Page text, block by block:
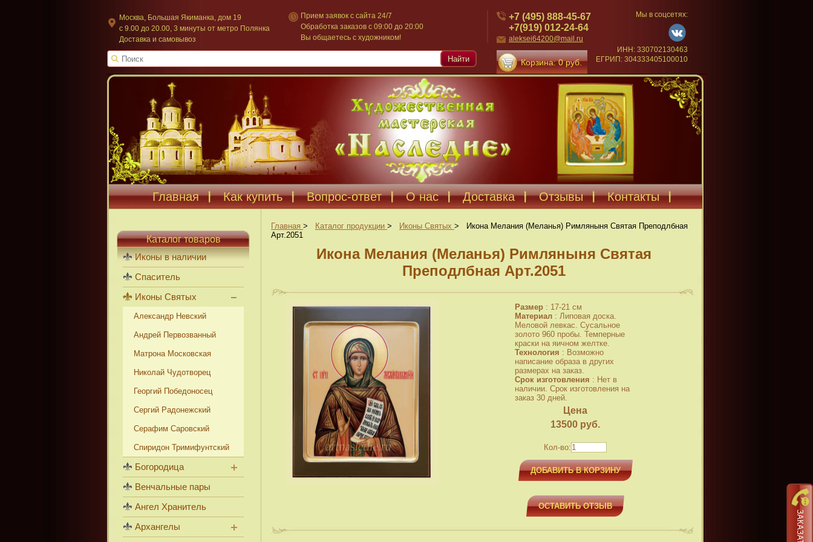
Москва, Большая Якиманка, дом 19
c 9.00 до 20.00, 3 минуты от метро Полянка
Доставка и самовывоз
Прием заявок с сайта 24/7
Обработка заказов с 09:00 до 20:00
Вы общаетесь с художником!
+7 (495) 888-45-67
+7(919) 012-24-64
aleksei64200@mail.ru
Корзина: 0 руб.
Мы в соцсетях:
ИНН: 330702130463
ЕГРИП: 304333405100010
Найти
Главная Как купить Вопрос-ответ О нас Доставка Отзывы Контакты
Главная > Каталог продукции > Иконы Святых >
Икона Мелания (Меланья) Римляныня Святая Преподлбная
Арт.2051
Икона Мелания (Меланья) Римляныня Святая
Преподлбная Арт.2051
Размер : 17-21 см
Материал : Липовая доска.
Меловой левкас. Сусальное
золото 960 пробы. Темперные
краски на яичном желтке.
Технология : Возможно
написание образа в других
размерах на заказ.
Срок изготовления : Нет в
наличии. Срок изготовления на
заказ 30 дней.
Цена
13500 руб.
Кол-во:
ДОБАВИТЬ В КОРЗИНУ
ОСТАВИТЬ ОТЗЫВ
Каталог товаров
Иконы в наличии
Спаситель
Иконы Святых
Александр Невский
Андрей Первозванный
Матрона Московская
Николай Чудотворец
Георгий Победоносец
Сергий Радонежский
Серафим Саровский
Спиридон Тримифунтский
Богородица
Венчальные пары
Ангел Хранитель
Архангелы